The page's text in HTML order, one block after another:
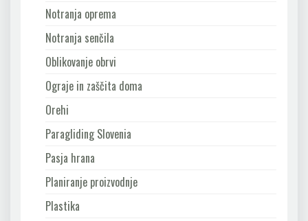
Notranja oprema
Notranja senčila
Oblikovanje obrvi
Ograje in zaščita doma
Orehi
Paragliding Slovenia
Pasja hrana
Planiranje proizvodnje
Plastika